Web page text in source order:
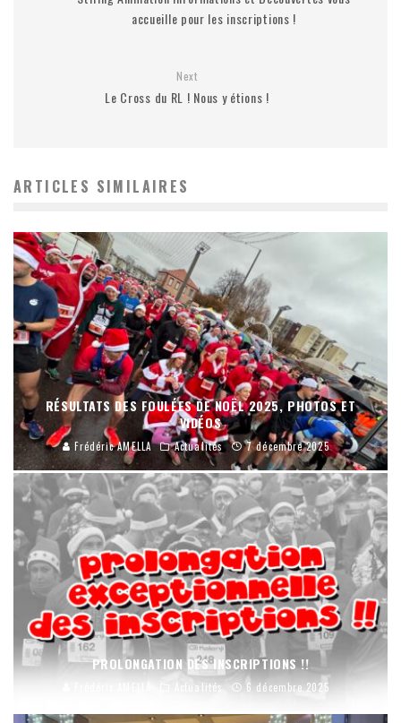
accueille pour les inscriptions !
Next
Le Cross du RL ! Nous y étions !
ARTICLES SIMILAIRES
RÉSULTATS DES FOULÉES DE NOËL 2025, PHOTOS ET
VIDÉOS
Frédéric AMELLA Actualités 7 décembre 2025
PROLONGATION DES INSCRIPTIONS !!
Actualités 6 décembre 2025